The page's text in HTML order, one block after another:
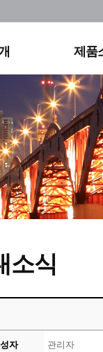
제품
영상
홈조
소식
자 관리자